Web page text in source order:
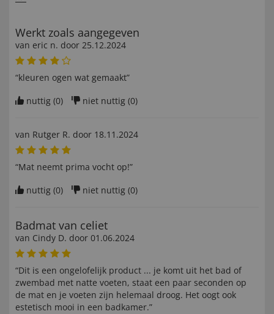
Werkt zoals aangegeven
van eric n. door 25.12.2024
“kleuren ogen wat gemaakt”
nuttig (0) niet nuttig (0)
van Rutger R. door 18.11.2024
“Mat neemt prima vocht op!”
nuttig (0) niet nuttig (0)
Badmat van celiet
van Cindy D. door 01.06.2024
“Dit is een ongelofelijk product ... je komt uit het bad of
zwembad met natte voeten, staat een paar seconden op
de mat en je voeten zijn helemaal droog. Het oogt ook
estetisch mooi in een badkamer.”